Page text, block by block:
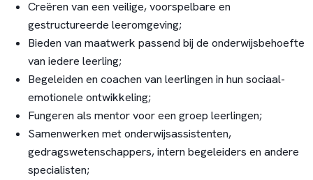
Creëren van een veilige, voorspelbare en
gestructureerde leeromgeving;
Bieden van maatwerk passend bij de onderwijsbehoefte
van iedere leerling;
Begeleiden en coachen van leerlingen in hun sociaal-
emotionele ontwikkeling;
Fungeren als mentor voor een groep leerlingen;
Samenwerken met onderwijsassistenten,
gedragswetenschappers, intern begeleiders en andere
specialisten;